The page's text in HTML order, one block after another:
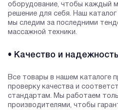
оборудование, чтобы каждый
решение для себя. Наш
мы следим за последними
массажной техники.
• Качество и надежность
Все товары в нашем каталоге
проверку качества и
стандартам. Мы работаем
производителями, чтобы